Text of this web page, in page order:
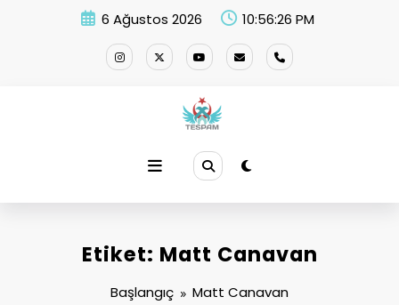
6 Ağustos 2026 10:56:27 PM
Etiket: Matt Canavan
Başlangıç Matt Canavan